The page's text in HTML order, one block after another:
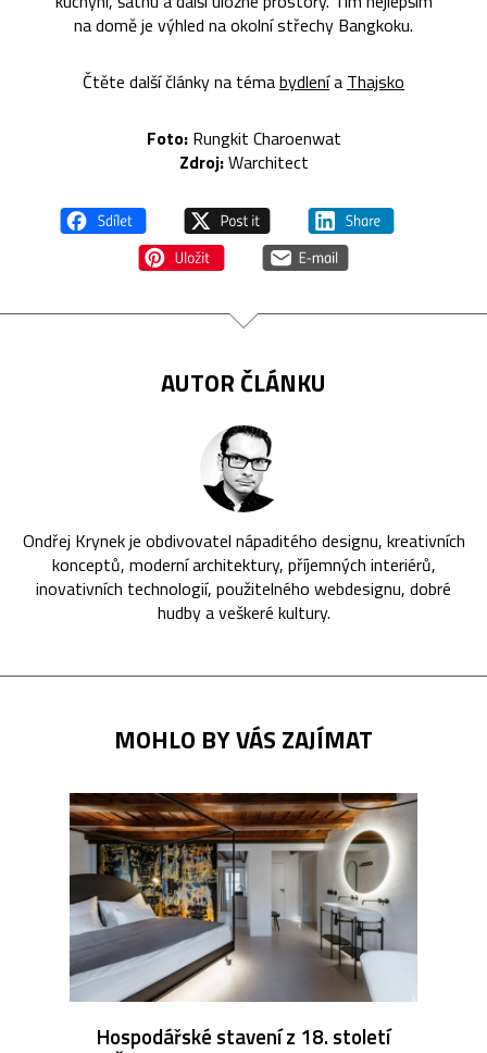
na domě je výhled na okolní střechy Bangkoku.
Čtěte další články na témabydlenía Thajsko
Foto:Rungkit Charoenwat
Zdroj:Warchitect
AUTOR ČLÁNKU
Ondřej Krynek je obdivovatel nápaditého designu, kreativních
konceptů, moderní architektury, příjemných interiérů,
inovativních technologií, použitelného webdesignu, dobré
hudby a veškeré kultury.
MOHLO BY VÁS ZAJÍMAT
Hospodářské stavení z 18. století